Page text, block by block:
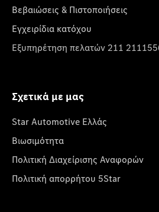
Βεβαιώσεις & Πιστοποιήσεις
Εγχειρίδια κατόχου
Εξυπηρέτηση πελατών 211
Σχετικά με μας
Star Automotive Ελλάς
Βιωσιμότητα
Πολιτική Διαχείρισης Αναφορών
Πολιτική απορρήτου 5Star